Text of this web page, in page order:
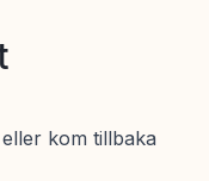
kom tillbaka